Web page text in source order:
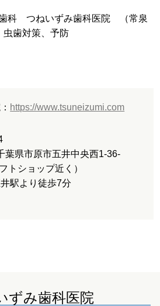
科 つねいずみ歯科医院 （常泉
歯対策、予防
https://www.tsuneizumi.com
葉県市原市五井中央西1-36-
トショップ近く）
駅より徒歩7分
ずみ歯科医院